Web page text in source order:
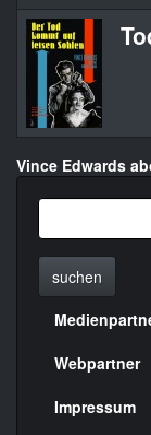
Vince Edwards
suchen
rechte
Seite
Webpartner
Impressum